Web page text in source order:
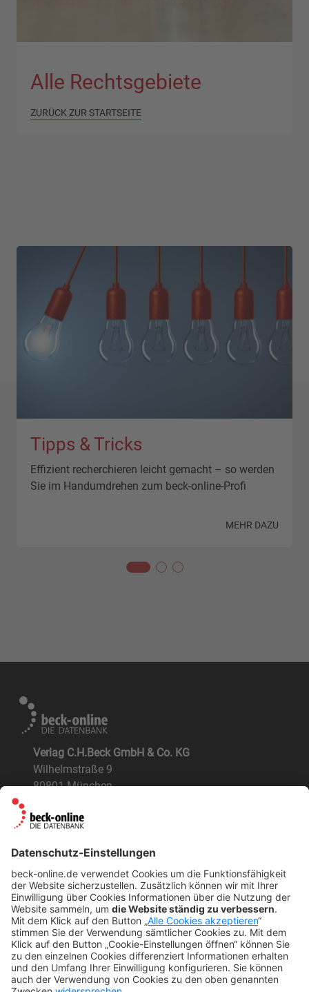
Alle Rechtsgebiete
ZURÜCK ZUR STARTSEITE
Tipps & Tricks
Effizient recherchieren leicht gemacht – so werden
Sie im Handumdrehen zum beck-online-Profi
MEHR DAZU
Verlag C.H.Beck GmbH & Co. KG
Wilhelmstraße 9
80801 München
Der Verlag
Nachhaltigkeit
NÜTZLICHES
FAQs
Tipps & Tricks
Newsletter
Abo kündigen
Widerruf
SONSTIGES
Impressum